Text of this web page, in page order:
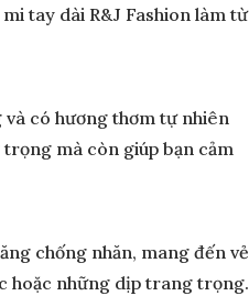
tay dài R&J Fashion làm từ
và có hương thơm tự nhiên
trọng mà còn giúp bạn cảm
chống nhăn, mang đến vẻ
hoặc những dịp trang trọng.